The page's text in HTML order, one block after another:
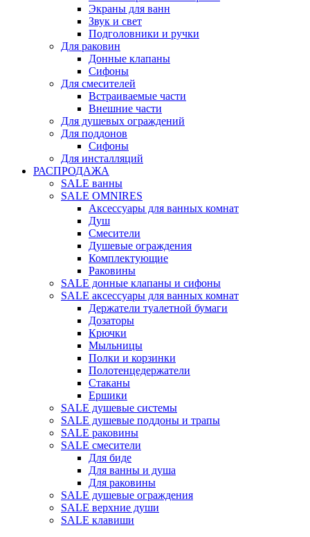
Экраны для ванн
Звук и свет
Подголовники и ручки
Для раковин
Донные клапаны
Сифоны
Для смесителей
Встраиваемые части
Внешние части
Для душевых ограждений
Для поддонов
Сифоны
Для инсталляций
РАСПРОДАЖА
SALE ванны
SALE OMNIRES
Аксессуары для ванных комнат
Душ
Смесители
Душевые ограждения
Комплектующие
Раковины
SALE донные клапаны и сифоны
SALE аксессуары для ванных комнат
Держатели туалетной бумаги
Дозаторы
Крючки
Мыльницы
Полки и корзинки
Полотенцедержатели
Стаканы
Ершики
SALE душевые системы
SALE душевые поддоны и трапы
SALE раковины
SALE смесители
Для биде
Для ванны и душа
Для раковины
SALE душевые ограждения
SALE верхние души
SALE клавиши